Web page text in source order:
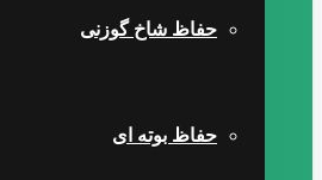
حفاظ شاخ گوزنی
حفاظ بوته ای